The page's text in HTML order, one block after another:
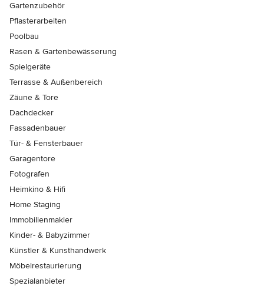
Gartenzubehör
Pflasterarbeiten
Poolbau
Rasen & Gartenbewässerung
Spielgeräte
Terrasse & Außenbereich
Zäune & Tore
Dachdecker
Fassadenbauer
Tür- & Fensterbauer
Garagentore
Fotografen
Heimkino & Hifi
Home Staging
Immobilienmakler
Kinder- & Babyzimmer
Künstler & Kunsthandwerk
Möbelrestaurierung
Spezialanbieter